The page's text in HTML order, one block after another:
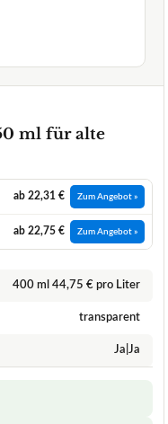
ml für alte
ab 22,31 € Zum Angebot »
ab 22,75 € Zum Angebot »
400 ml 44,75 € pro Liter
transparent
Ja|Ja